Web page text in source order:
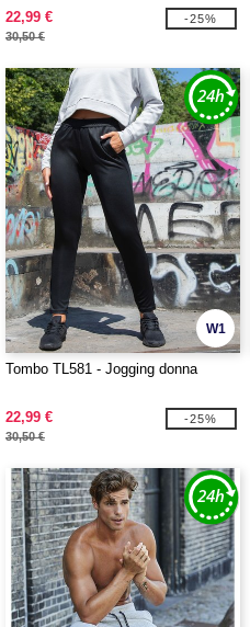
22,99 €
30,50 €
-25%
W1
Tombo TL581 - Jogging donna
22,99 €
30,50 €
-25%